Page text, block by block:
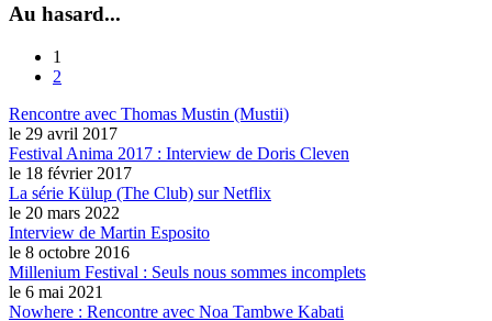
Au hasard...
1
2
Rencontre avec Thomas Mustin (Mustii)
le 29 avril 2017
Festival Anima 2017 : Interview de Doris Cleven
le 18 février 2017
La série Külup (The Club) sur Netflix
le 20 mars 2022
Interview de Martin Esposito
le 8 octobre 2016
Millenium Festival : Seuls nous sommes incomplets
le 6 mai 2021
Nowhere : Rencontre avec Noa Tambwe Kabati